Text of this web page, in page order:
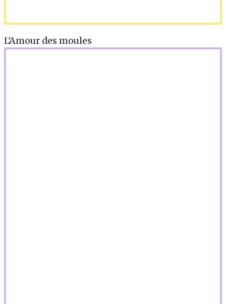
L'Amour des moules